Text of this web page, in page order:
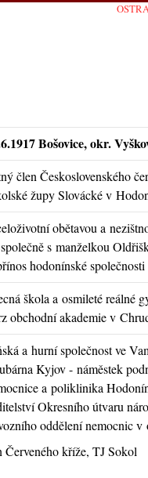
Bošovice, okr.
člen Československého
župy Slovácké v
obětavou a
s manželkou
hodonínské
škola a osmileté reálné
obchodní akademie v
a hurní společnost ve
Kyjov - náměstek
a poliklinika
Okresního útvaru
oddělení nemocnic v
Červeného kříže, TJ Sokol